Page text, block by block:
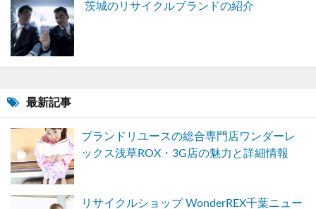
茨城のリサイクルブランドの紹介
最新記事
ブランドリユースの総合専門店ワンダーレ
ックス浅草ROX・3G店の魅力と詳細情報
リサイクルショップ WonderREX千葉ニュー